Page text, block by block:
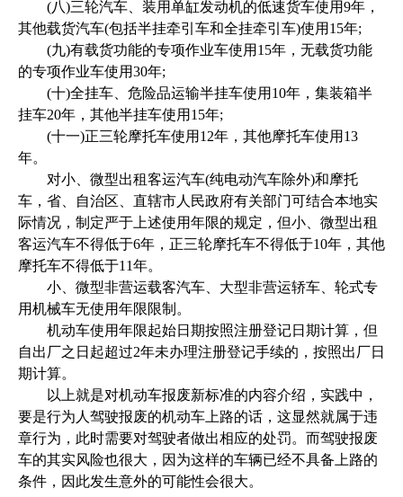
(八)三轮汽车、装用单缸发动机的低速货车使用9年，
其他载货汽车(包括半挂牵引车和全挂牵引车)使用15年;
(九)有载货功能的专项作业车使用15年，无载货功能
的专项作业车使用30年;
(十)全挂车、危险品运输半挂车使用10年，集装箱半
挂车20年，其他半挂车使用15年;
(十一)正三轮摩托车使用12年，其他摩托车使用13
年。
对小、微型出租客运汽车(纯电动汽车除外)和摩托
车，省、自治区、直辖市人民政府有关部门可结合本地实
际情况，制定严于上述使用年限的规定，但小、微型出租
客运汽车不得低于6年，正三轮摩托车不得低于10年，其他
摩托车不得低于11年。
小、微型非营运载客汽车、大型非营运轿车、轮式专
用机械车无使用年限限制。
机动车使用年限起始日期按照注册登记日期计算，但
自出厂之日起超过2年未办理注册登记手续的，按照出厂日
期计算。
以上就是对机动车报废新标准的内容介绍，实践中，
要是行为人驾驶报废的机动车上路的话，这显然就属于违
章行为，此时需要对驾驶者做出相应的处罚。而驾驶报废
车的其实风险也很大，因为这样的车辆已经不具备上路的
条件，因此发生意外的可能性会很大。